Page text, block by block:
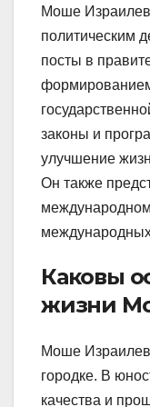
Моше
политическим
посты в
законы и
улучшение
Он также
Каковы
жизни
Моше
городке. В
качества и